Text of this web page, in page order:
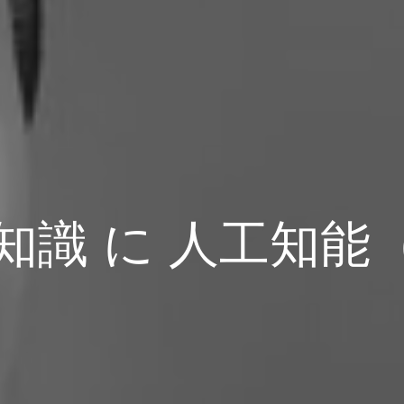
識 に 人工知能